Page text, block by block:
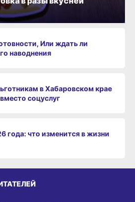
Или ждать ли
наводнения
в Хабаровском крае
соцуслуг
года: что изменится в жизни